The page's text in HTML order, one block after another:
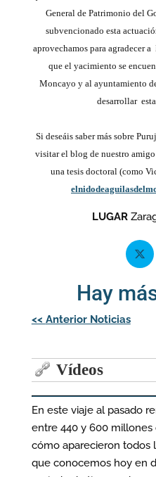
General de Patrimonio del
subvencionado esta
aprovechamos para agradecer
que el yacimiento se
Moncayo y al ayuntamiento
desarrollar
Si deseáis saber más sobre
visitar el blog de nuestro
una tesis doctoral (como
LUGAR
Hay
Navegación
de
<< Anterior Noticias
Vídeos
En este viaje al pasado
entre 440 y 600 millones
cómo aparecieron todos
que conocemos hoy en